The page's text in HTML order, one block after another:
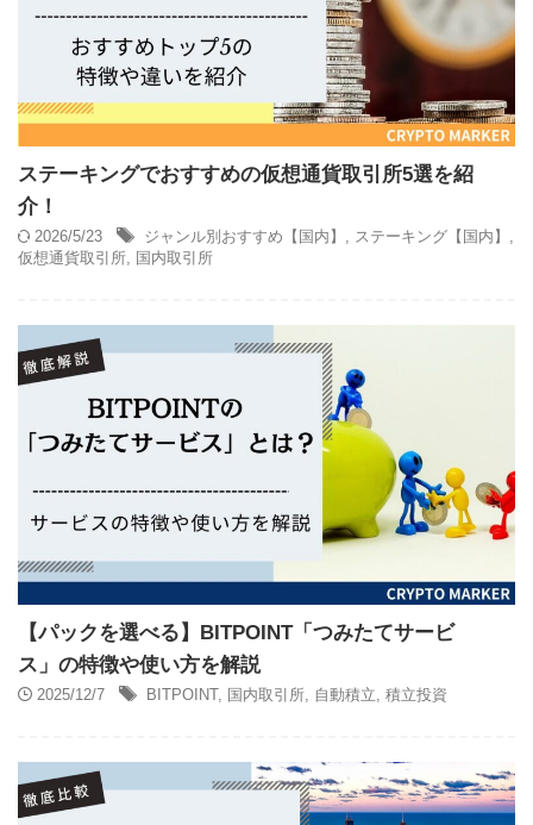
ステーキングでおすすめの仮想通貨取引所5選を紹
介！
2026/5/23 ジャンル別おすすめ【国内】 ステーキング【国内】
仮想通貨取引所 国内取引所
【パックを選べる】BITPOINT「つみたてサービ
ス」の特徴や使い方を解説
2025/12/7 BITPOINT, 国内取引所 自動積立 積立投資